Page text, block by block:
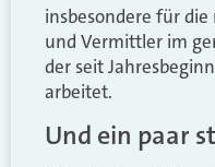
insbesondere für
und Vermittler im
der seit
arbeitet.
Und ein paar